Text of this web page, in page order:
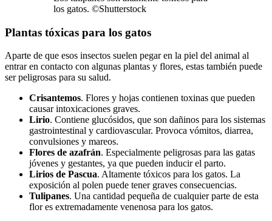
los gatos. ©Shutterstock
Plantas tóxicas para los gatos
Aparte de que esos insectos suelen pegar en la piel del animal al
entrar en contacto con algunas plantas y flores, estas también puede
ser peligrosas para su salud.
Crisantemos. Flores y hojas contienen toxinas que pueden
causar intoxicaciones graves.
Lirio. Contiene glucósidos, que son dañinos para los sistemas
gastrointestinal y cardiovascular. Provoca vómitos, diarrea,
convulsiones y mareos.
Flores de azafrán. Especialmente peligrosas para las gatas
jóvenes y gestantes, ya que pueden inducir el parto.
Lirios de Pascua. Altamente tóxicos para los gatos. La
exposición al polen puede tener graves consecuencias.
Tulipanes. Una cantidad pequeña de cualquier parte de esta
flor es extremadamente venenosa para los gatos.